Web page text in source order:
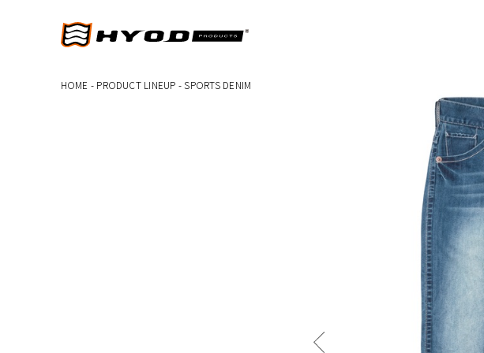
HOME - PRODUCT LINEUP -SPORTS DENIM